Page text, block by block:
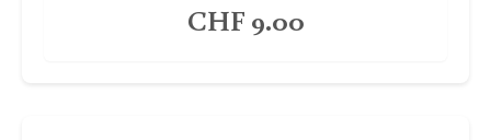
CHF 9.00